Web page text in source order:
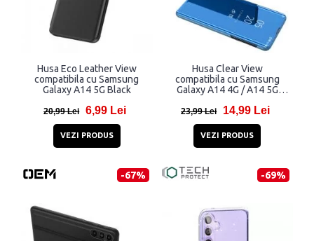
Husa Eco Leather View
compatibila cu Samsung
Galaxy A14 5G Black
20,99 Lei 6,99 Lei
VEZI PRODUS
Husa Clear View
compatibila cu Samsung
Galaxy A14 4G / A14 5G
23,99 Lei 14,99 Lei
VEZI PRODUS
-67% -69%